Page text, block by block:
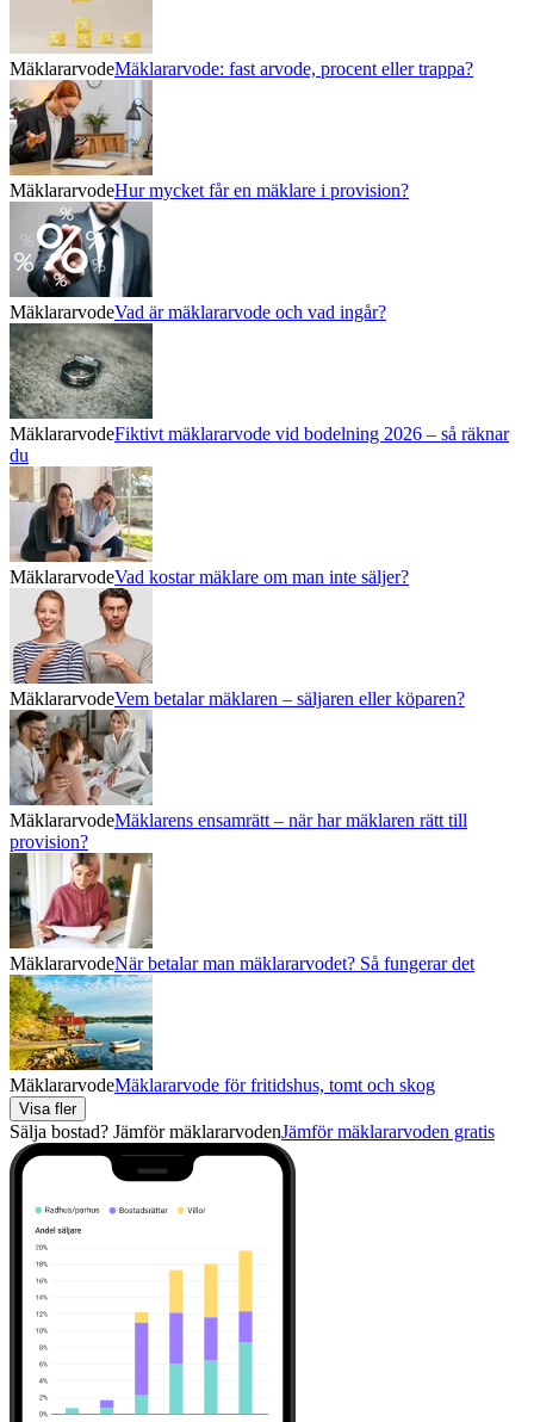
MäklararvodeMäklararvode: fast arvode, procent eller trappa?
MäklararvodeHur mycket får en mäklare i provision?
MäklararvodeVad är mäklararvode och vad ingår?
MäklararvodeFiktivt mäklararvode vid bodelning 2026 – så räknar
du
MäklararvodeVad kostar mäklare om man inte säljer?
MäklararvodeVem betalar mäklaren – säljaren eller köparen?
MäklararvodeMäklarens ensamrätt – när har mäklaren rätt till
provision?
MäklararvodeNär betalar man mäklararvodet? Så fungerar det
MäklararvodeMäklararvode för fritidshus, tomt och skog
Visa fler
Sälja bostad? Jämför mäklararvodenJämför mäklararvoden gratis